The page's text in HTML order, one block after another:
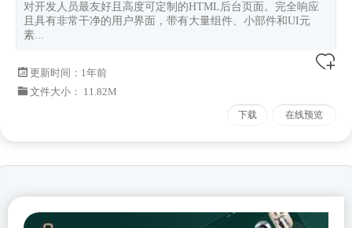
对开发人员最友好且高度可定制的HTML后台页面。完全响应
且具有非常干净的用户界面，带有大量组件、小部件和UI元
素...
更新时间： 1年前
文件大小： 11.82M
下载 在线预览